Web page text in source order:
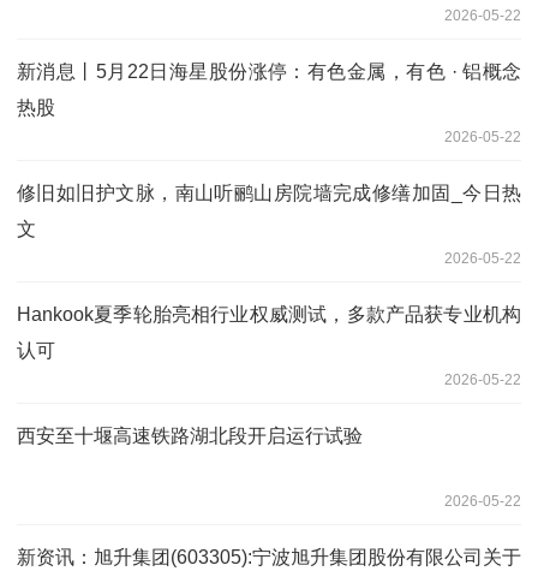
2026-05-22
新消息丨5月22日海星股份涨停：有色金属，有色 · 铝概念
热股
2026-05-22
修旧如旧护文脉，南山听鹂山房院墙完成修缮加固_今日热
文
2026-05-22
Hankook夏季轮胎亮相行业权威测试，多款产品获专业机构
认可
2026-05-22
西安至十堰高速铁路湖北段开启运行试验
2026-05-22
新资讯：旭升集团(603305):宁波旭升集团股份有限公司关于